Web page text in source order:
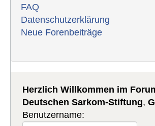
FAQ
Datenschutzerklärung
Neue Forenbeiträge
Herzlich Willkommen im
Deutschen Sarkom-Stiftung,
Benutzername: